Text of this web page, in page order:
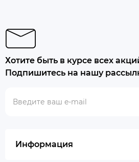
Хотите быть в курсе всех
Подпишитесь на нашу
Информация